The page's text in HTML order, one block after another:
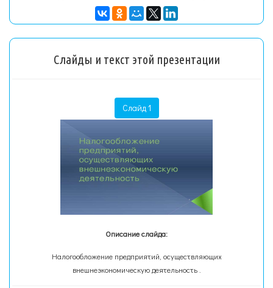
Слайды и текст этой презентации
Слайд 1
Описание слайда:
Налогообложение предприятий, осуществляющих
внешнеэкономическую деятельность .